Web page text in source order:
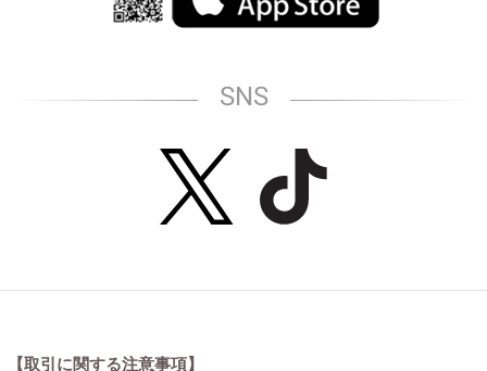
SNS
【取引に関する注意事項】